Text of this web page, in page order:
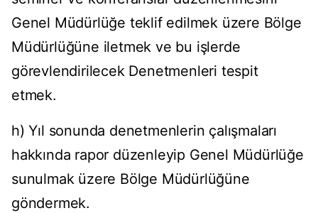
Genel Müdürlüğe teklif edilmek üzere Bölge
Müdürlüğüne iletmek ve bu işlerde
görevlendirilecek Denetmenleri tespit
etmek.
h) Yıl sonunda denetmenlerin çalışmaları
hakkında rapor düzenleyip Genel Müdürlüğe
sunulmak üzere Bölge Müdürlüğüne
göndermek.